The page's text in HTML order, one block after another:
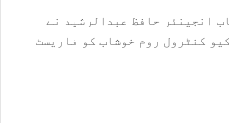
انجینئر حافظ عبدالرشید نے
کنٹرول روم خوشاب کو فاریسٹ